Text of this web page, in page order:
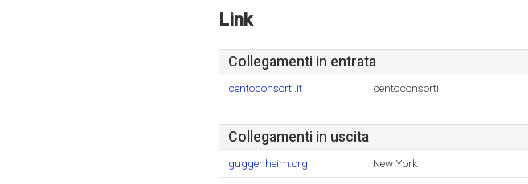
Link
Collegamenti in entrata
centoconsorti.it centoconsorti
Collegamenti in uscita
guggenheim.org New York